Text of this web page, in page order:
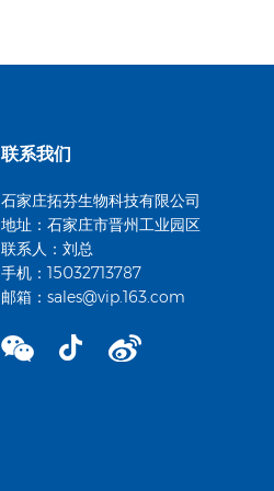
联系我们
石家庄拓芬生物科技有限公司
地址：石家庄市晋州工业园区
联系人：刘总
手机：15032713787
邮箱： sales@vip.163.com